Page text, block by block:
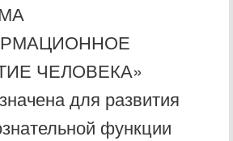
ЧЕЛОВЕКА»
для развития
функции